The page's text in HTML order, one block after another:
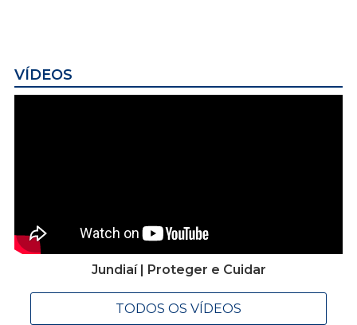
VÍDEOS
Jundiaí | Proteger e Cuidar
TODOS OS VÍDEOS